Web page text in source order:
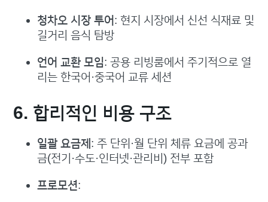
청차오 시장 투어: 현지 시장에서 신선 식재료 및
길거리 음식 탐방
언어 교환 모임: 공용 리빙룸에서 주기적으로 열
리는 한국어·중국어 교류 세션
6. 합리적인 비용 구조
일괄 요금제 : 주 단위·월 단위 체류 요금에 공과
금(전기·수도·인터넷·관리비) 전부 포함
프로모션: